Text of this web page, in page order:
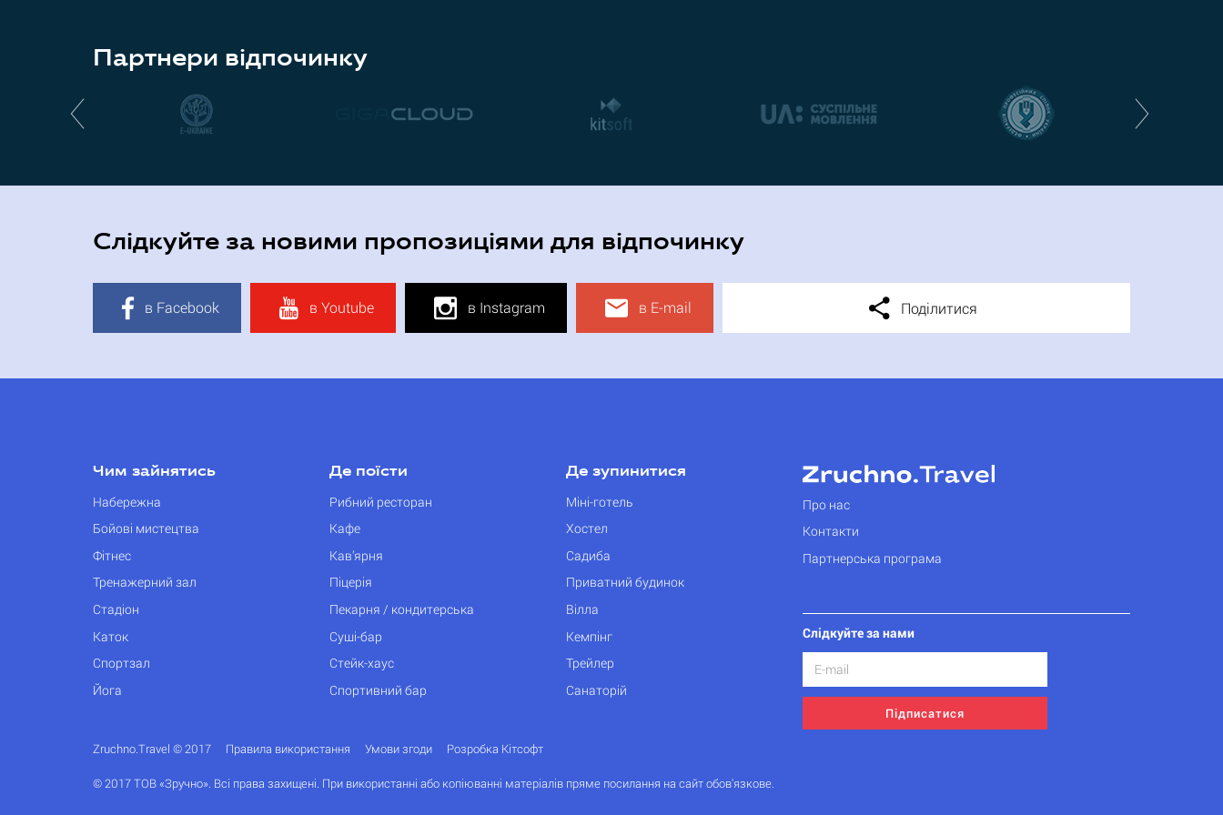
Партнери відпочинку
Слідкуйте за новими пропозиціями для відпочинку
в Facebook в Youtube в Instagram в E-mail Поділитися
Чим зайнятись
Набережна
Бойові мистецтва
Фітнес
Тренажерний зал
Стадіон
Каток
Спортзал
Йога
Де поїсти
Рибний ресторан
Кафе
Кав’ярня
Піцерія
Пекарня / кондитерська
Суші-бар
Стейк-хаус
Спортивний бар
Де зупинитися
Міні-готель
Хостел
Садиба
Приватний будинок
Вілла
Кемпінг
Трейлер
Санаторій
Про нас
Контакти
Партнерська програма
Слідкуйте за нами
Підписатися
Zruchno.Travel © 2017 Правила використання Умови згоди Розробка Кітсофт
© 2017 ТОВ «Зручно». Всі права захищені. При використанні або копіюванні матеріалів пряме посилання на сайт обов'язкове.